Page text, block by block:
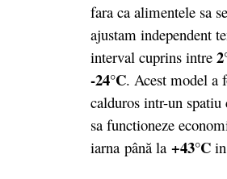
fara ca alimentele sa
ajustam independent
interval cuprins intre
-24°C. Acest model a
calduros intr-un
sa functioneze
iarna până la +43°C